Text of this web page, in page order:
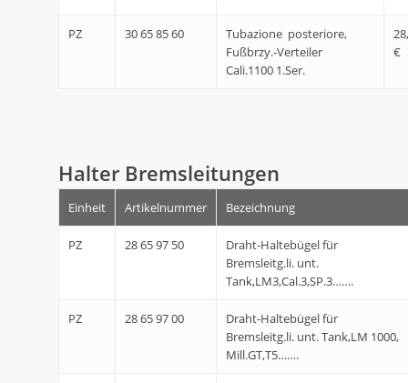
PZ 30 65 85 60
Tubazione posteriore,
Fußbrzy.-Verteiler
Cali.1100 1.Ser.
€
Halter Bremsleitungen
Einheit Artikelnummer Bezeichnung
PZ 28 65 97 50
Draht-Haltebügel für
Bremsleitg.li. unt.
Tank,LM3,Cal.3,SP.3…….
PZ 28 65 97 00
Draht-Haltebügel für
Bremsleitg.li. unt. Tank,LM 1000,
Mill.GT,T5…….